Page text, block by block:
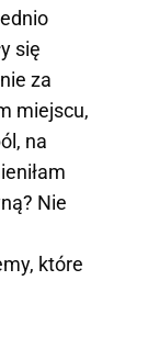
się
za
miejscu,
na
Nie
które